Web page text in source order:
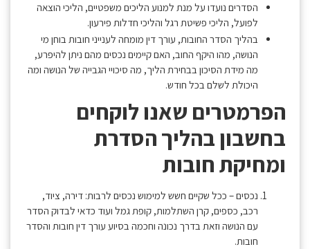
הסדרים נועדו על מנת למנוע הליכים משפטיים, הליכי הוצאה
לפועל, הליכי פשיטת רגל והליכי חדלות פירעון.
בהליך הסדר החובות, עורך דין מומחה לענייני חובות בוחן מי
הנושה, מהו היקף החוב, האם קיימים נכסים מהם ניתן להיפרע,
מה מידת הסיכון בבחירת הליך, מה סיכויי הגבייה של הנושה ומה
היכולת לשלם בכל חודש.
הפרמטרים שאנו לוקחים
בחשבון בהליך הסדרת
ומחיקת חובות
נכסים – ככל שקיים חשש למימוש נכסים לרבות: דירה, ציוד,
רכב, כספים, קרן השתלמות, קופת גמל ועוד כדאי לבדוק הסדר
עם הנושה וזאת בדרך נכונה וחכמה בסיוע עורך דין חובות והסדר
חובות.